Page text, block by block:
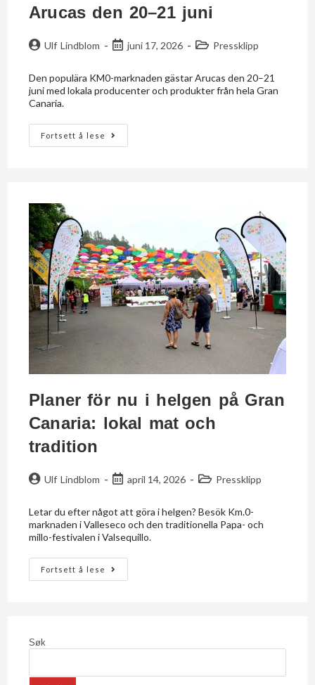
Arucas den 20–21 juni
Ulf Lindblom juni 17, 2026 Pressklipp
Den populära KM0-marknaden gästar Arucas den 20–21
juni med lokala producenter och produkter från hela Gran
Canaria.
Fortsett å lese
Planer för nu i helgen på Gran
Canaria: lokal mat och
tradition
Ulf Lindblom april 14, 2026 Pressklipp
Letar du efter något att göra i helgen? Besök Km.0-
marknaden i Valleseco och den traditionella Papa- och
millo-festivalen i Valsequillo.
Fortsett å lese
Søk